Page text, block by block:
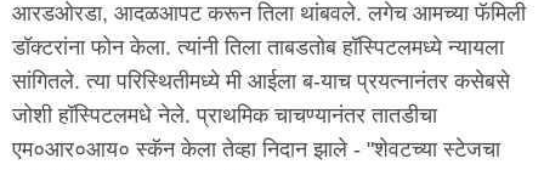
आरडओरडा, आदळआपट करून तिला थांबवले. लगेच आमच्या फॅमिली
डॉक्टरांना फोन केला. त्यांनी तिला ताबडतोब हॉस्पिटलमध्ये न्यायला
सांगितले. त्या परिस्थितीमध्ये मी आईला ब-याच प्रयत्नानंतर कसेबसे
जोशी हॉस्पिटलमधे नेले. प्राथमिक चाचण्यानंतर तातडीचा
एम०आर०आय० स्कॅन केला तेव्हा निदान झाले - "शेवटच्या स्टेजचा